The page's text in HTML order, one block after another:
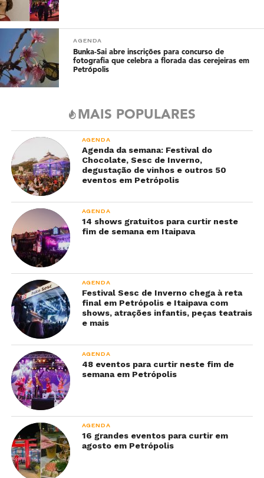
AGENDA
Bunka-Sai abre inscrições para concurso de
fotografia que celebra a florada das cerejeiras em
Petrópolis
MAIS POPULARES
AGENDA
Agenda da semana: Festival do
Chocolate, Sesc de Inverno,
degustação de vinhos e outros 50
eventos em Petrópolis
AGENDA
14 shows gratuitos para curtir neste
fim de semana em Itaipava
AGENDA
Festival Sesc de Inverno chega à reta
final em Petrópolis e Itaipava com
shows, atrações infantis, peças teatrais
e mais
AGENDA
48 eventos para curtir neste fim de
semana em Petrópolis
AGENDA
16 grandes eventos para curtir em
agosto em Petrópolis